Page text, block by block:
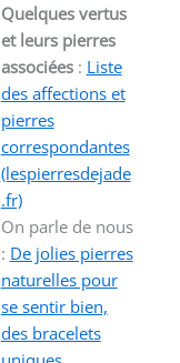
Quelques vertus
et leurs pierres
associées : Liste
des affections et
pierres
correspondantes
(lespierresdejade
.fr)
On parle de nous
: De jolies pierres
naturelles pour
se sentir bien,
des bracelets